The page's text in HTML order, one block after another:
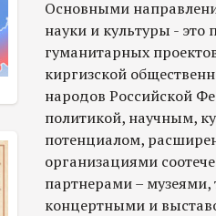
Основными
науки и культуры -
гуманитарных
киргизской
народов Российской
политикой, научным,
потенциалом,
организациями
партнерами –
концертными и